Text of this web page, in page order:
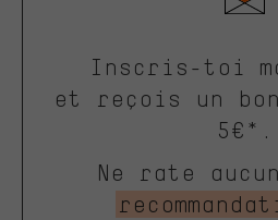
Inscris-toi
et reçois un
5€*.
Ne rate